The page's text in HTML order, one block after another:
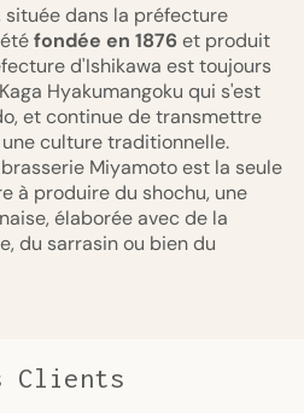
située dans la préfecture
fondée en 1876et produit
d'Ishikawa est toujours
Hyakumangoku qui s'est
et continue de transmettre
culture traditionnelle.
Miyamoto est la seule
à produire du shochu, une
élaborée avec de la
du sarrasin ou bien du
Clients